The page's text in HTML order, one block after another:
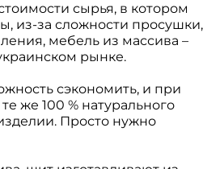
сырья, в котором
из-за сложности просушки,
мебель из массива –
рынке.
сэкономить, и при
же 100 % натурального
Просто нужно